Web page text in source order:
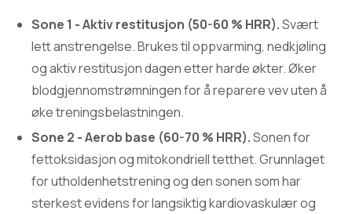
Sone 1 - Aktiv restitusjon (50-60 % HRR).Svært
lett anstrengelse. Brukes til oppvarming, nedkjøling
og aktiv restitusjon dagen etter harde økter. Øker
blodgjennomstrømningen for å reparere vev uten å
øke treningsbelastningen.
Sone 2 - Aerob base (60-70 % HRR).Sonen for
fettoksidasjon og mitokondriell tetthet. Grunnlaget
for utholdenhetstrening og den sonen som har
sterkest evidens for langsiktig kardiovaskulær og